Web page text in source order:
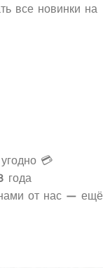
все новинки на
💳
года
от нас — ещё